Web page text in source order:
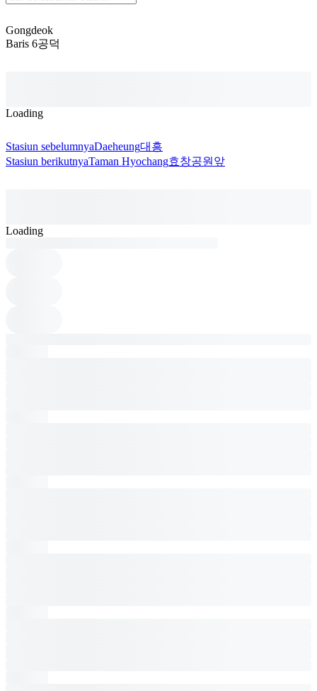
Gongdeok
Baris 6공덕
Loading
Stasiun sebelumnyaDaeheung대흥
Stasiun berikutnyaTaman Hyochang효창공원앞
Loading